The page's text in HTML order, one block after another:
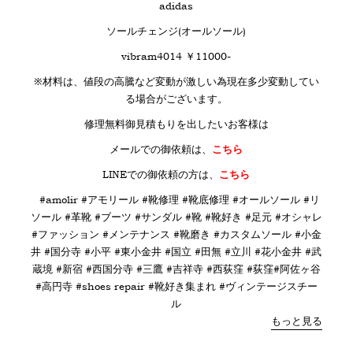
adidas
ソールチェンジ(オールソール)
vibram4014 ￥11000-
※材料は、値段の高騰など変動が激しい為現在多少変動してい
る場合がございます。
修理無料御見積もりを出したいお客様は
メールでの御依頼は、 こちら
LINEでの御依頼の方は、 こちら
#amolir #アモリール #靴修理 #靴底修理 #オールソール #リ
ソール #革靴 #ブーツ #サンダル #靴 #靴好き #足元 #オシャレ
#ファッション #メンテナンス #靴磨き #カスタムソール #小金
井 #国分寺 #小平 #東小金井 #国立 #田無 #立川 #花小金井 #武
蔵境 #新宿 #西国分寺 #三鷹 #吉祥寺 #西荻窪 #荻窪#阿佐ヶ谷
#高円寺 #shoes repair #靴好き集まれ #ヴィンテージスチー
ル
もっと見る